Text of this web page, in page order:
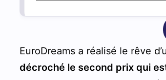
EuroDreams a réalisé le rêve
décroché le second prix qui